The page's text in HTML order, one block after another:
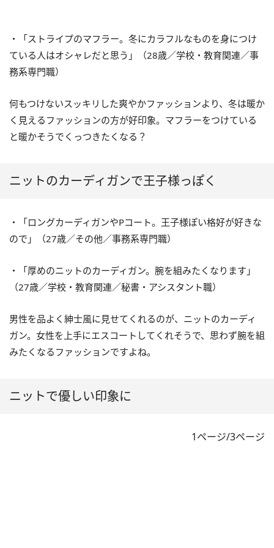
・「ストライプのマフラー。冬にカラフルなものを身につけ
ている人はオシャレだと思う」（28歳／学校・教育関連／事
務系専門職）
何もつけないスッキリした爽やかファッションより、冬は暖か
く見えるファッションの方が好印象。マフラーをつけている
と暖かそうでくっつきたくなる？
ニットのカーディガンで王子様っぽく
・「ロングカーディガンやPコート。王子様ぽい格好が好きな
ので」（27歳／その他／事務系専門職）
・「厚めのニットのカーディガン。腕を組みたくなります」
（27歳／学校・教育関連／秘書・アシスタント職）
男性を品よく紳士風に見せてくれるのが、ニットのカーディ
ガン。女性を上手にエスコートしてくれそうで、思わず腕を組
みたくなるファッションですよね。
ニットで優しい印象に
1ページ/3ページ